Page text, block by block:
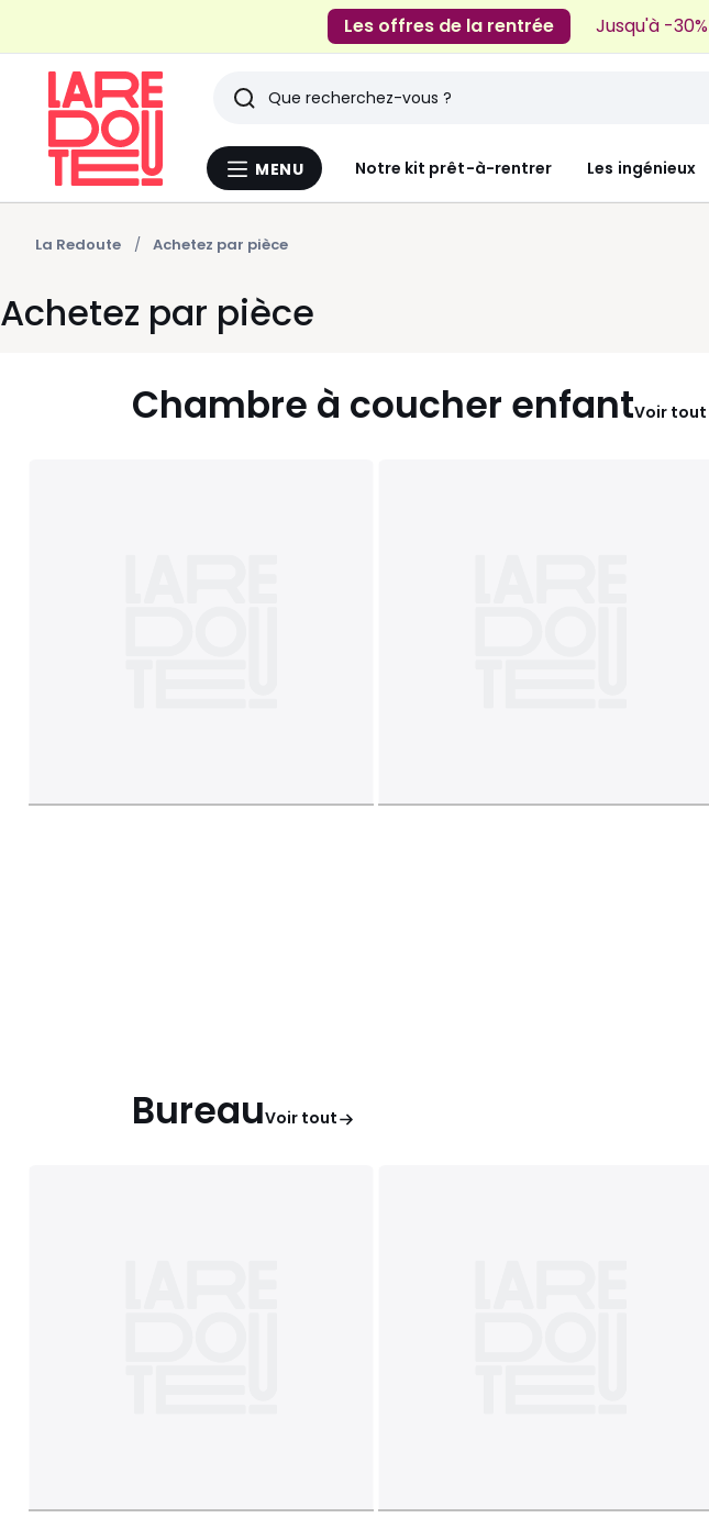
Les offres de la rentrée Jusqu'à -30%
Menu
MENU Notre kit prêt-à-rentrer Les ingénieux
Rechercher
Derniers
articles
vus
La Redoute Achetez par pièce
Achetez par pièce
Chambre à coucher enfantVoir tout
BureauVoir tout